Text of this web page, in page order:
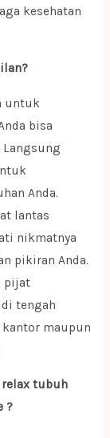
kesehatan
untuk
bisa
Langsung
Anda.
lantas
nikmatnya
pikiran Anda.
pijat
tengah
kantor maupun
relax tubuh
?